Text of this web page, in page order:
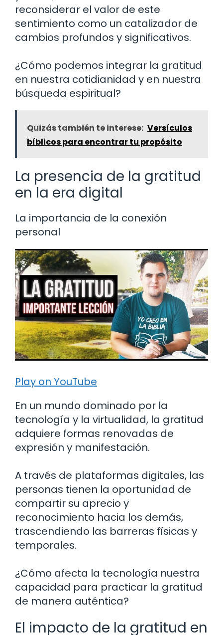
reconsiderar el valor de este
sentimiento como un catalizador de
cambios profundos y significativos.
¿Cómo podemos integrar la gratitud
en nuestra cotidianidad y en nuestra
búsqueda espiritual?
Quizás también te interese: Versículos
bíblicos para encontrar tu propósito
La presencia de la gratitud
en la era digital
La importancia de la conexión
personal
Play on YouTube
En un mundo dominado por la
tecnología y la virtualidad, la gratitud
adquiere formas renovadas de
expresión y manifestación.
A través de plataformas digitales, las
personas tienen la oportunidad de
compartir su aprecio y
reconocimiento hacia los demás,
trascendiendo las barreras físicas y
temporales.
¿Cómo afecta la tecnología nuestra
capacidad para practicar la gratitud
de manera auténtica?
El impacto de la gratitud en